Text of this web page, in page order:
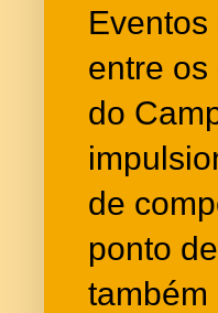
entre
do
de
ponto
também